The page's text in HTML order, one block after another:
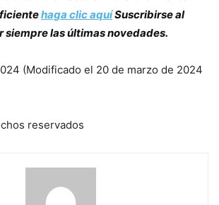
haga clic aquíSuscribirse al
siempre las últimas novedades.
(Modificado el 20 de marzo de 2024
reservados